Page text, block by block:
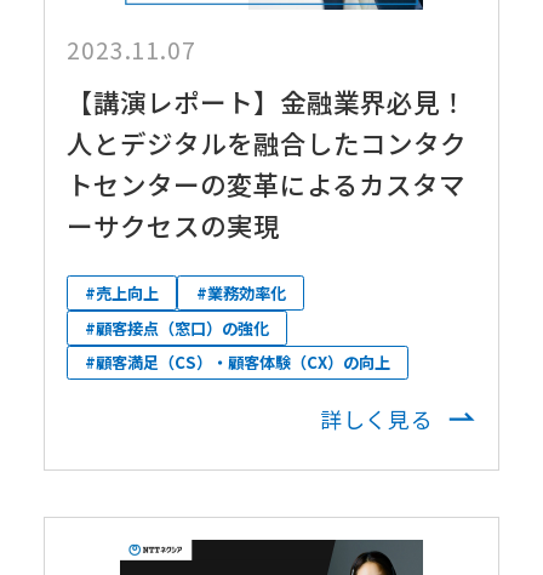
2023.11.07
【講演レポート】金融業界必見！
人とデジタルを融合したコンタク
トセンターの変革によるカスタマ
ーサクセスの実現
#売上向上
#業務効率化
#顧客接点（窓口）の強化
#顧客満足（CS）・顧客体験（CX）の向上
詳しく見る